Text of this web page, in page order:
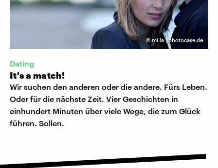
©mi.la | photocase.de
Dating
It's a match!
Wir suchen den anderen oder die andere. Fürs Leben.
Oder für die nächste Zeit. Vier Geschichten in
einhundert Minuten über viele Wege, die zum Glück
führen. Sollen.